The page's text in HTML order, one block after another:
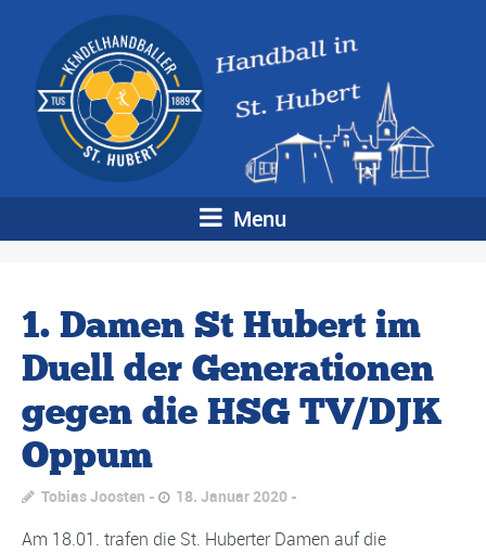
Menu
1. Damen St Hubert im
Duell der Generationen
gegen die HSG TV/DJK
Oppum
Tobias Joosten 18. Januar 2020
Am 18.01. trafen die St. Huberter Damen auf die